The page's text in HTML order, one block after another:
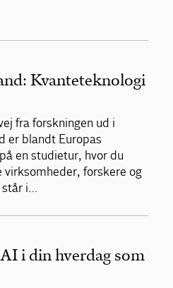
Kvanteteknologi
fra forskningen ud i
er blandt Europas
en studietur, hvor du
forskere og
står i…
i din hverdag som